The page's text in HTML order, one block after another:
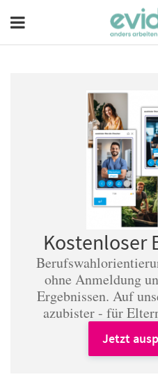
Kostenloser
ohne Anmeldung
Ergebnissen. Auf
azubister - für
Jetzt